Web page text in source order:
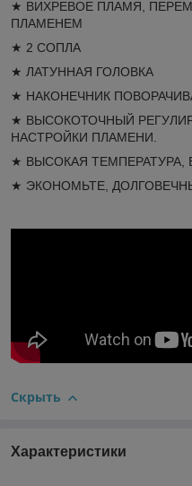
★ ВИХРЕВОЕ ПЛАМЯ,
ПЛАМЕНЕМ
★ 2 СОПЛА
★ ЛАТУННАЯ ГОЛОВКА
★ НАКОНЕЧНИК
★ ВЫСОКОТОЧНЫЙ
НАСТРОЙКИ ПЛАМЕНИ.
★ ВЫСОКАЯ ТЕМПЕРАТУРА,
★ ЭКОНОМЬТЕ,
Скрыть
Характеристики